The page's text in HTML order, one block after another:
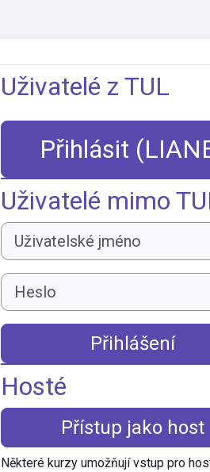
Uživatelé z TUL
Přihlásit
Uživatelé mimo
Uživatelské jméno
Heslo
Přihlášení
Hosté
Přístup jako host
Některé kurzy umožňují vstup pro